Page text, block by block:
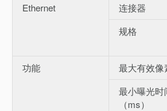
Ethernet
连接器
规格
功能
最大有效像
最小曝光时
（ms）